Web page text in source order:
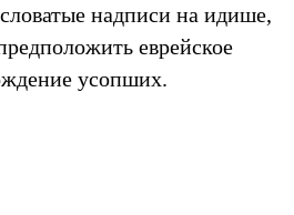
надписи на идише,
еврейское
усопших.